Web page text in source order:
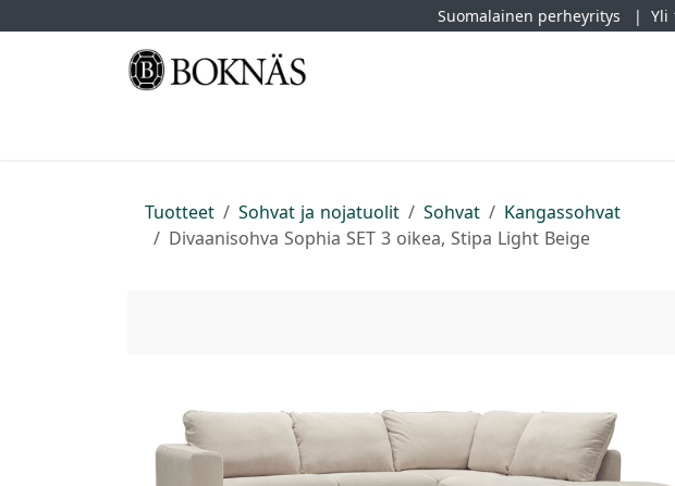
Suomalainen perheyritys | Yli
Tuotteet Sohvat ja nojatuolit Sohvat
Kangassohvat
Divaanisohva Sophia SET 3 oikea, Stipa Light Beige